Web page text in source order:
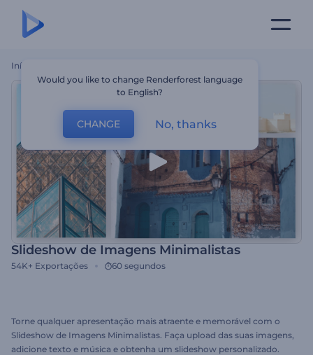
Início
Slideshow de Imagens Minimalistas
54K+ Exportações 60 segundos
Torne qualquer apresentação mais atraente e memorável com o
Slideshow de Imagens Minimalistas. Faça upload das suas imagens,
adicione texto e música e obtenha um slideshow personalizado.
Would you like to change Renderforest language
to English?
CHANGE No, thanks